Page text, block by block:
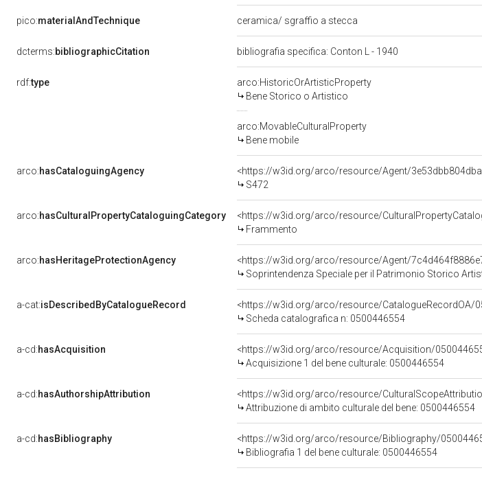
pico:materialAndTechnique ceramica/ sgraffio a stecca
dcterms:bibliographicCitation bibliografia specifica: Conton L - 1940
rdf:type
arco:HistoricOrArtisticProperty
Bene Storico o Artistico
arco:MovableCulturalProperty
Bene mobile
arco:hasCataloguingAgency
<https://w3id.org/arco/resource/Agent/
S472
arco:hasCulturalPropertyCataloguingCategory
<https://w3id.org/arco/resource/
Frammento
arco:hasHeritageProtectionAgency
<https://w3id.org/arco/resource/Agent/
Soprintendenza Speciale per il Patrimonio Storico
a-cat:isDescribedByCatalogueRecord
<https://w3id.org/arco/resource/CatalogueRecordOA/
Scheda catalografica n: 0500446554
a-cd:hasAcquisition
<https://w3id.org/arco/resource/Acquisition/
Acquisizione 1 del bene culturale: 0500446554
a-cd:hasAuthorshipAttribution
<https://w3id.org/arco/resource/
Attribuzione di ambito culturale del bene: 0500446554
a-cd:hasBibliography
<https://w3id.org/arco/resource/Bibliography/
Bibliografia 1 del bene culturale: 0500446554